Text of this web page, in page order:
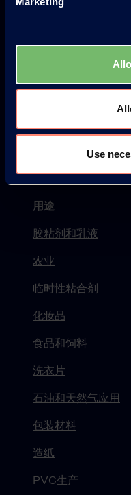
Use
产品
KURARAY POVAL™
ELVANOL™
MOWIFLEX™
用途
胶粘剂和乳液
农业
临时性粘合剂
化妆品
食品和饲料
洗衣片
石油和天然气应用
包装材料
造纸
PVC生产